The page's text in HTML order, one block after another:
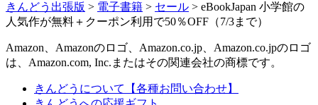
きんどう出張版 > 電子書籍 > セール > eBookJapan 小学館の
人気作が無料＋クーポン利用で50％OFF（7/3まで）
Amazon、Amazonのロゴ、Amazon.co.jp、Amazon.co.jpのロゴ
は、Amazon.com, Inc.またはその関連会社の商標です。
きんどうについて【各種お問い合わせ】